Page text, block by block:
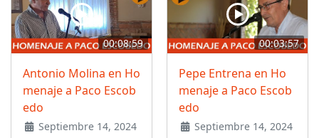
00:08:59
Antonio Molina en Ho
menaje a Paco Escob
edo
Septiembre 14, 2024
00:03:57
Pepe Entrena en Ho
menaje a Paco Escob
edo
Septiembre 14, 2024